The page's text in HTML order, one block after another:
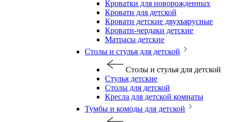
Кроватки для новорожденных
Кровати для детской
Кровати детские двухъярусные
Кровати-чердаки детские
Матрасы детские
Столы и стулья для детской
Столы и стулья для детской
Стулья детские
Столы для детской
Кресла для детской комнаты
Тумбы и комоды для детской